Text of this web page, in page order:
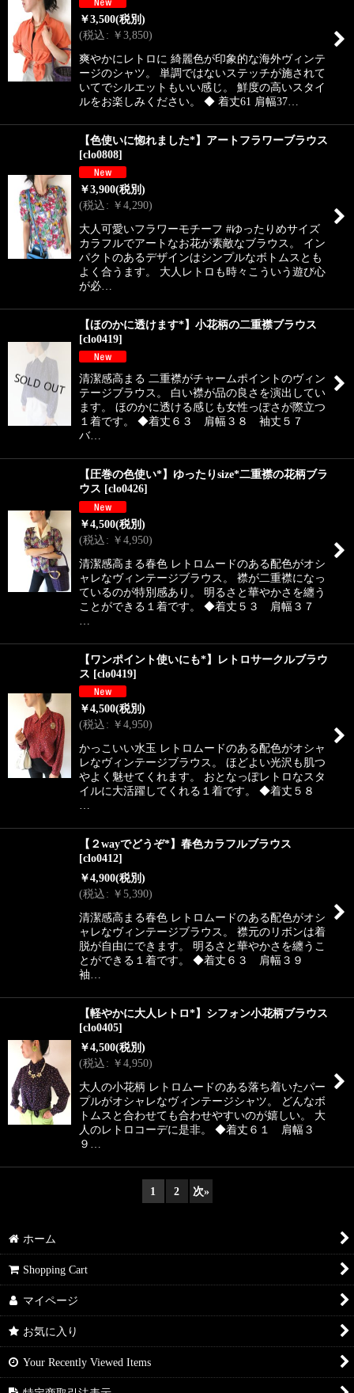
￥3,500(税別)
(税込: ￥3,850)
爽やかにレトロに 綺麗色が印象的な海外ヴィンテ
ージのシャツ。 単調ではないステッチが施されて
いてでシルエットもいい感じ。 鮮度の高いスタイ
ルをお楽しみください。 ◆ 着丈61 肩幅37…
【色使いに惚れました*】アートフラワーブラウス
[clo0808]
￥3,900(税別)
(税込: ￥4,290)
大人可愛いフラワーモチーフ #ゆったりめサイズ
カラフルでアートなお花が素敵なブラウス。 イン
パクトのあるデザインはシンプルなボトムスとも
よく合うます。 大人レトロも時々こういう遊び心
が必…
【ほのかに透けます*】小花柄の二重襟ブラウス
[clo0419]
清潔感高まる 二重襟がチャームポイントのヴィン
テージブラウス。 白い襟が品の良さを演出してい
ます。 ほのかに透ける感じも女性っぽさが際立つ
１着です。 ◆着丈６３ 肩幅３８ 袖丈５７
バ…
【圧巻の色使い*】ゆったりsize*二重襟の花柄ブラ
ウス [clo0426]
￥4,500(税別)
(税込: ￥4,950)
清潔感高まる春色 レトロムードのある配色がオシ
ャレなヴィンテージブラウス。 襟が二重襟になっ
ているのが特別感あり。 明るさと華やかさを纏う
ことができる１着です。 ◆着丈５３ 肩幅３７
【ワンポイント使いにも*】レトロサークルブラウ
ス [clo0419]
￥4,500(税別)
(税込: ￥4,950)
かっこいい水玉 レトロムードのある配色がオシャ
レなヴィンテージブラウス。 ほどよい光沢も肌つ
やよく魅せてくれます。 おとなっぽレトロなスタ
イルに大活躍してくれる１着です。 ◆着丈５８
【２wayでどうぞ*】春色カラフルブラウス
[clo0412]
￥4,900(税別)
(税込: ￥5,390)
清潔感高まる春色 レトロムードのある配色がオシ
ャレなヴィンテージブラウス。 襟元のリボンは着
脱が自由にできます。 明るさと華やかさを纏うこ
とができる１着です。 ◆着丈６３ 肩幅３９
袖…
【軽やかに大人レトロ*】シフォン小花柄ブラウス
[clo0405]
￥4,500(税別)
(税込: ￥4,950)
大人の小花柄 レトロムードのある落ち着いたパー
プルがオシャレなヴィンテージシャツ。 どんなボ
トムスと合わせても合わせやすいのが嬉しい。 大
人のレトロコーデに是非。 ◆着丈６１ 肩幅３
９…
1 2 次»
ホーム
Shopping Cart
マイページ
お気に入り
Your Recently Viewed Items